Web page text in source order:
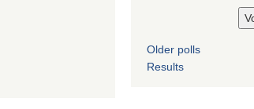
Older polls
Results